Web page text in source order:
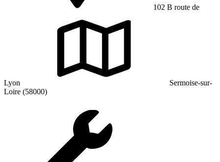
102 B route de
Lyon
Sermoise-sur-
Loire (58000)